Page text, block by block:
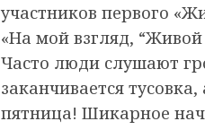
участников первого
«На мой взгляд,
Часто люди слушают
заканчивается
пятница! Шикарное